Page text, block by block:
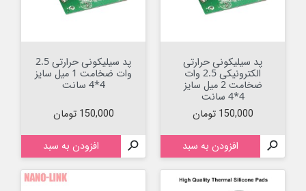
پد سیلیکونی حرارتی
الکترونیکی 2.5 وات
ضخامت 2 میل سایز
4*4 سانت
قیمت
150,000 تومان
 افزودن به سبد
پد سیلیکونی حرارتی 2.5
وات ضخامت 1 میل سایز
4*4 سانت
قیمت
150,000 تومان
 افزودن به سبد